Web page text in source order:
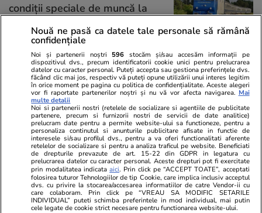
condiții speciale de muncă la
Reportaj
Știri România 11 iul.
Cât costă kilogramul de vinete
în piețe. Românii stau la cozi
pentru salata preferată a verii
11 iul.
Nouă ne pasă ca datele tale personale să rămână
confidențiale
Noi și partenerii noștri 596 stocăm și/sau accesăm informații pe
dispozitivul dvs., precum identificatorii cookie unici pentru prelucrarea
datelor cu caracter personal. Puteți accepta sau gestiona preferințele dvs.
făcând clic mai jos, respectiv vă puteți opune utilizării unui interes legitim
în orice moment pe pagina cu politica de confidențialitate. Aceste alegeri
vor fi raportate partenerilor noștri și nu vă vor afecta navigarea. Mai
multe detalii
Noi si partenerii nostri (retelele de socializare si agentiile de publicitate
partenere, precum si furnizorii nostri de servicii de date analitice)
prelucram date pentru a permite website-ului sa functioneze, pentru a
personaliza continutul si anunturile publicitare afisate in functie de
interesele si/sau profilul dvs., pentru a va oferi functionalitati aferente
retelelor de socializare si pentru a analiza traficul pe website. Beneficiati
de drepturile prevazute de art. 15-22 din GDPR in legatura cu
prelucrarea datelor cu caracter personal. Aceste drepturi pot fi exercitate
prin modalitatea indicataaici. Prin click pe “ACCEPT TOATE”, acceptati
folosirea tuturor Tehnologiilor de tip Cookie, care implica inclusiv acceptul
dvs. cu privire la stocarea/accesarea informatiilor de catre Vendor-ii cu
care colaboram. Prin click pe “VREAU SA MODIFIC SETARILE
INDIVIDUAL” puteti schimba preferintele in mod individual, mai putin
cele legate de cookie strict necesare pentru functionarea website-ului.